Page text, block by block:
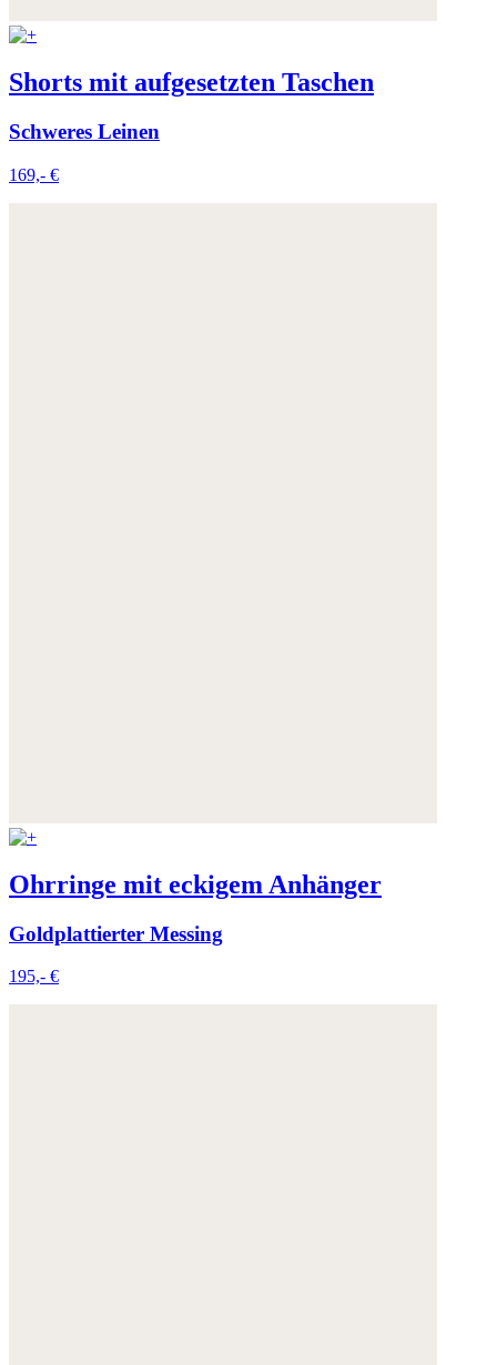
Shorts mit aufgesetzten Taschen
Schweres Leinen
169,- €
Ohrringe mit eckigem Anhänger
Goldplattierter Messing
195,- €